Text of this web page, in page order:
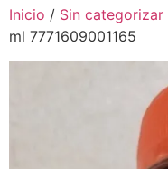
Inicio / Sin categorizar
ml 7771609001165